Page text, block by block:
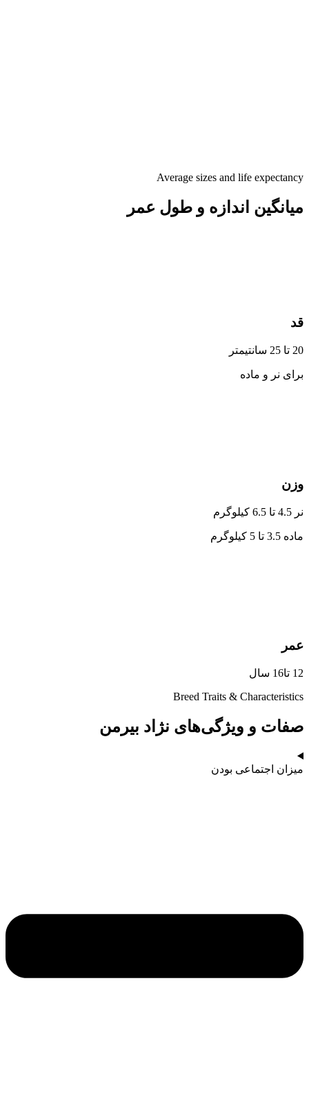
Average sizes and life expectancy
میانگین اندازه و طول عمر
قد
20 تا 25 سانتیمتر
برای نر و ماده
وزن
نر 4.5 تا 6.5 کیلوگرم
ماده 3.5 تا 5 کیلوگرم
عمر
12 تا16 سال
Breed Traits & Characteristics
صفات و ویژگی‌های نژاد بیرمن
میزان اجتماعی بودن